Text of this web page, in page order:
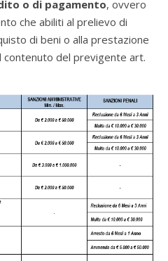
o di pagamento, ovvero
che abiliti al prelievo di
di beni o alla prestazione
contenuto del previgente art.